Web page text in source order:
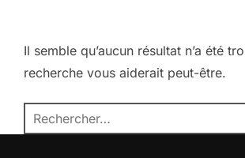
Il semble qu’aucun résultat n’a été
recherche vous aiderait peut-être.
Recherche
pour :